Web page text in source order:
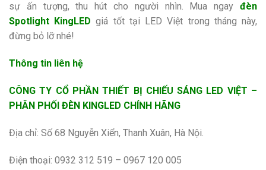
sự ấn tượng, thu hút cho người nhìn. Mua ngay đèn
Spotlight KingLED giá tốt tại LED Việt trong tháng này,
đừng bỏ lỡ nhé!
Thông tin liên hệ
CÔNG TY CỔ PHẦN THIẾT BỊ CHIẾU SÁNG LED VIỆT –
PHÂN PHỐI ĐÈN KINGLED CHÍNH HÃNG
Địa chỉ: Số 68 Nguyễn Xiển, Thanh Xuân, Hà Nội.
Điện thoại: 0932 312 519 – 0967 120 005